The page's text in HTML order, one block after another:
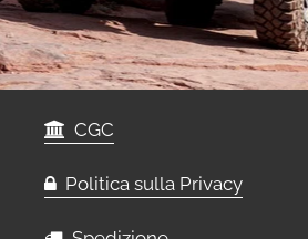
CGC
Politica sulla Privacy